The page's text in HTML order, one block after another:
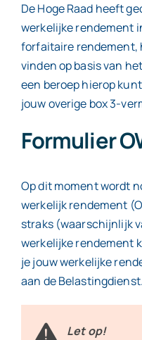
De Hoge Raad heeft
werkelijke rendement
forfaitaire rendement,
vinden op basis van
een beroep hierop
jouw overige box 3-
Formulier
Op dit moment wordt
werkelijk rendement
straks (waarschijnlijk
werkelijke rendement
je jouw werkelijke
aan de Belastingdienst.
Let op!